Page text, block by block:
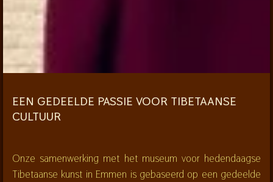
EEN GEDEELDE PASSIE VOOR TIBETAANSE
CULTUUR
Onze samenwerking met het museum voor hedendaagse
Tibetaanse kunst in Emmen is gebaseerd op een gedeelde